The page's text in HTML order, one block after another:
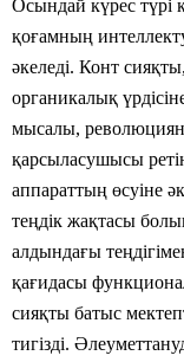
Осындай күрес түрі
қоғамның
әкеледі. Конт
органикалық
мысалы,
қарсыласушысы
аппараттың өсуіне
теңдік жақтасы
алдындағы
қағидасы
сияқты батыс
тигізді.